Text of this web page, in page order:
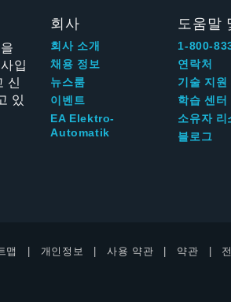
입
신
있
회사
회사 소개
채용 정보
뉴스룸
이벤트
EA Elektro-
Automatik
도움말
1-800-
연락처
기술 지원
학습 센터
소유자 리
블로그
맵 개인정보 사용 약관 약관